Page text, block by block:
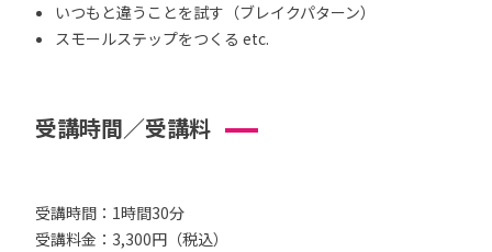
いつもと違うことを試す（ブレイクパターン）
スモールステップをつくる etc.
受講時間／受講料
受講時間：1時間30分
受講料金：3,300円（税込）